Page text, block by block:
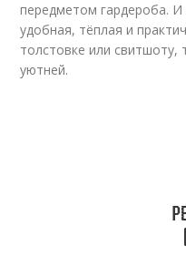
передметом гардероба.
удобная, тёплая и
толстовке или свитшоту,
уютней.